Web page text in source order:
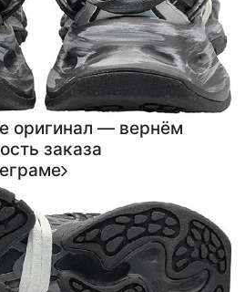
оригинал — вернём
заказа